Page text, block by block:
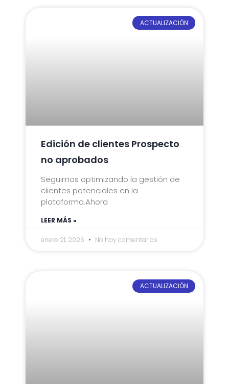
ACTUALIZACIÓN
Edición de clientes Prospecto
no aprobados
Seguimos optimizando la gestión de
clientes potenciales en la
plataforma.Ahora
LEER MÁS »
enero 21, 2026 No hay comentarios
ACTUALIZACIÓN